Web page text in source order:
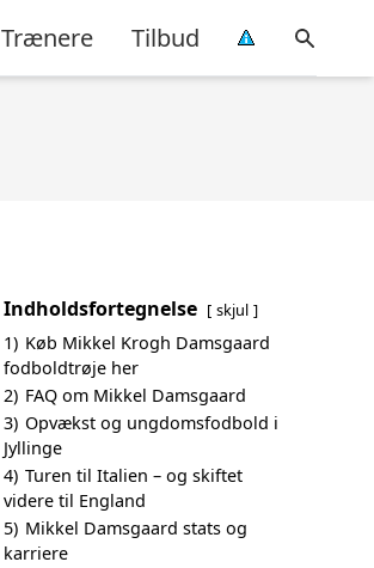
Trænere Tilbud
Indholdsfortegnelse skjul
1) Køb Mikkel Krogh Damsgaard
fodboldtrøje her
2) FAQ om Mikkel Damsgaard
3) Opvækst og ungdomsfodbold i
Jyllinge
4) Turen til Italien – og skiftet
videre til England
5) Mikkel Damsgaard stats og
karriere